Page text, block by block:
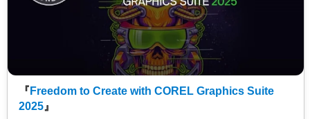
『 Freedom to Create with COREL Graphics Suite
2025 』